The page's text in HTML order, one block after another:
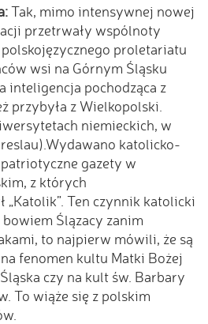
Tak, mimo intensywnej nowej
przetrwały wspólnoty
proletariatu
wsi na Górnym Śląsku
inteligencja pochodząca z
przybyła z Wielkopolski.
niemieckich, w
katolicko-
gazety w
z których
„Katolik”. Ten czynnik katolicki
bowiem Ślązacy zanim
to najpierw mówili, że są
fenomen kultu Matki Bożej
czy na kult św. Barbary
To wiąże się z polskim